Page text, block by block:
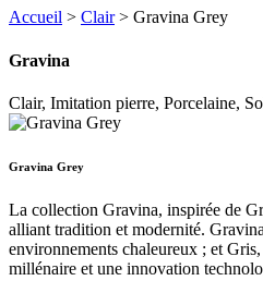
Accueil > Clair> Gravina Grey
Gravina
Clair, Imitation pierre, Porcelaine,
Gravina Grey
La collection Gravina, inspirée de
alliant tradition et modernité.
environnements chaleureux ; et
millénaire et une innovation